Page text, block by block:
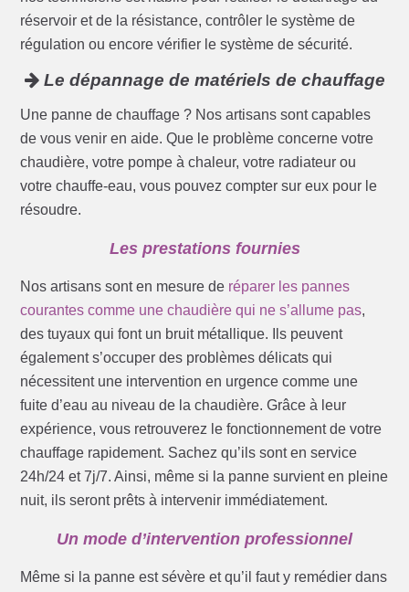
réservoir et de la résistance, contrôler le système de
régulation ou encore vérifier le système de sécurité.
Le dépannage de matériels de chauffage
Une panne de chauffage ? Nos artisans sont capables
de vous venir en aide. Que le problème concerne votre
chaudière, votre pompe à chaleur, votre radiateur ou
votre chauffe-eau, vous pouvez compter sur eux pour le
résoudre.
Les prestations fournies
Nos artisans sont en mesure de réparer les pannes
courantes comme une chaudière qui ne s’allume pas,
des tuyaux qui font un bruit métallique. Ils peuvent
également s’occuper des problèmes délicats qui
nécessitent une intervention en urgence comme une
fuite d’eau au niveau de la chaudière. Grâce à leur
expérience, vous retrouverez le fonctionnement de votre
chauffage rapidement. Sachez qu’ils sont en service
24h/24 et 7j/7. Ainsi, même si la panne survient en pleine
nuit, ils seront prêts à intervenir immédiatement.
Un mode d’intervention professionnel
Même si la panne est sévère et qu’il faut y remédier dans